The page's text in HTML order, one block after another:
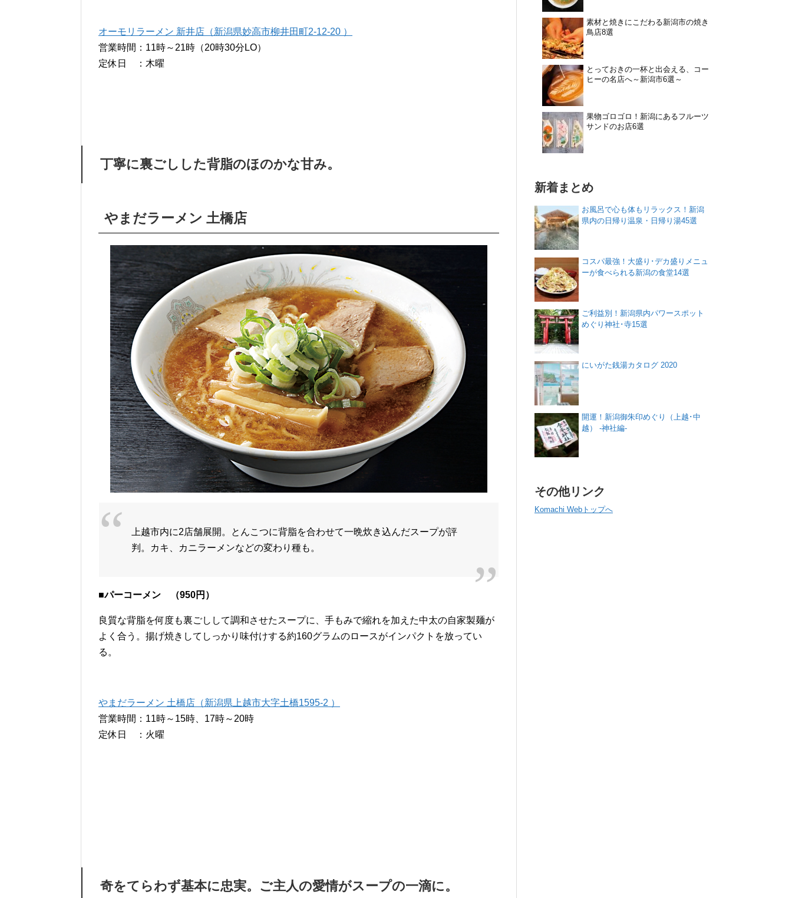
オーモリラーメン 新井店（新潟県妙高市柳井田町2-12-20 ）
営業時間：11時～21時（20時30分LO）
定休日 ：木曜
丁寧に裏ごしした背脂のほのかな甘み。
やまだラーメン 土橋店
上越市内に2店舗展開。とんこつに背脂を合わせて一晩炊き込んだスープが評
判。カキ、カニラーメンなどの変わり種も。
■パーコーメン （950円）
良質な背脂を何度も裏ごしして調和させたスープに、手もみで縮れを加えた中太の自家製麺が
よく合う。揚げ焼きしてしっかり味付けする約160グラムのロースがインパクトを放ってい
る。
やまだラーメン 土橋店（新潟県上越市大字土橋1595-2 ）
営業時間：11時～15時、17時～20時
定休日 ：火曜
奇をてらわず基本に忠実。ご主人の愛情がスープの一滴に。
素材と焼きにこだわる新潟市の焼き
鳥店8選
とっておきの一杯と出会える、コー
ヒーの名店へ～新潟市6選～
果物ゴロゴロ！新潟にあるフルーツ
サンドのお店6選
新着まとめ
お風呂で心も体もリラックス！新潟
県内の日帰り温泉・日帰り湯45選
コスパ最強！大盛り･デカ盛りメニュ
ーが食べられる新潟の食堂14選
ご利益別！新潟県内パワースポット
めぐり神社･寺15選
にいがた銭湯カタログ 2020
開運！新潟御朱印めぐり（上越･中
越） -神社編-
その他リンク
Komachi Webトップへ